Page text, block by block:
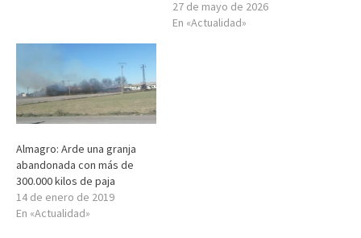
27 de mayo de 2026
En «Actualidad»
Almagro: Arde una granja
abandonada con más de
300.000 kilos de paja
14 de enero de 2019
En «Actualidad»